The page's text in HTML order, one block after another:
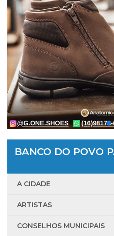
BANCO DO POVO
A CIDADE
ARTISTAS
CONSELHOS MUNICIPAIS